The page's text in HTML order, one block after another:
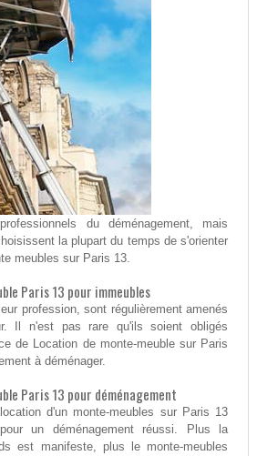
du déménagement, mais
la plupart du temps de s'orienter
meubles sur Paris 13.
Paris 13 pour immeubles
profession, sont régulièrement amenés
Il n'est pas rare qu'ils soient obligés
de Location de monte-meuble sur Paris
à déménager.
Paris 13 pour déménagement
d'un monte-meubles sur Paris 13
un déménagement réussi. Plus la
est manifeste, plus le monte-meubles